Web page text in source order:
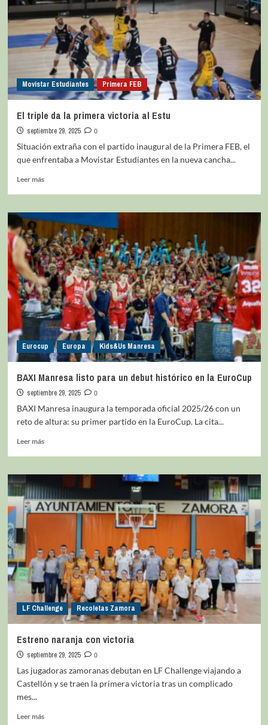
Movistar Estudiantes Primera FEB
El triple da la primera victoria al Estu
septiembre 29, 2025
0
Situación extraña con el partido inaugural de la Primera FEB, el
que enfrentaba a Movistar Estudiantes en la nueva cancha...
Leer más
Eurocup Europa Kids&Us Manresa
BAXI Manresa listo para un debut histórico en la EuroCup
septiembre 29, 2025
0
BAXI Manresa inaugura la temporada oficial 2025/26 con un
reto de altura: su primer partido en la EuroCup. La cita...
Leer más
LF Challenge Recoletas Zamora
Estreno naranja con victoria
septiembre 29, 2025
0
Las jugadoras zamoranas debutan en LF Challenge viajando a
Castellón y se traen la primera victoria tras un complicado
mes...
Leer más